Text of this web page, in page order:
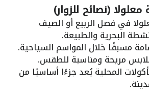
معلولا (نصائح للزوار)
في فصل الربيع أو الصيف
البحرية والطبيعة.
مسبقًا خلال المواسم السياحية.
مريحة ومناسبة للطقس.
المحلية يُعد جزءًا أساسيًا من